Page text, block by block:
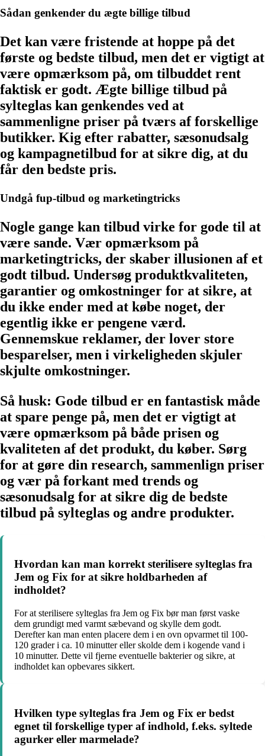
Sådan genkender du ægte billige tilbud
Det kan være fristende at hoppe på det
første og bedste tilbud, men det er vigtigt at
være opmærksom på, om tilbuddet rent
faktisk er godt. Ægte billige tilbud på
sylteglas kan genkendes ved at
sammenligne priser på tværs af forskellige
butikker. Kig efter rabatter, sæsonudsalg
og kampagnetilbud for at sikre dig, at du
får den bedste pris.
Undgå fup-tilbud og marketingtricks
Nogle gange kan tilbud virke for gode til at
være sande. Vær opmærksom på
marketingtricks, der skaber illusionen af et
godt tilbud. Undersøg produktkvaliteten,
garantier og omkostninger for at sikre, at
du ikke ender med at købe noget, der
egentlig ikke er pengene værd.
Gennemskue reklamer, der lover store
besparelser, men i virkeligheden skjuler
skjulte omkostninger.
Så husk: Gode tilbud er en fantastisk måde
at spare penge på, men det er vigtigt at
være opmærksom på både prisen og
kvaliteten af det produkt, du køber. Sørg
for at gøre din research, sammenlign priser
og vær på forkant med trends og
sæsonudsalg for at sikre dig de bedste
tilbud på sylteglas og andre produkter.
Hvordan kan man korrekt sterilisere sylteglas fra
Jem og Fix for at sikre holdbarheden af
indholdet?
For at sterilisere sylteglas fra Jem og Fix bør man først vaske
dem grundigt med varmt sæbevand og skylle dem godt.
Derefter kan man enten placere dem i en ovn opvarmet til 100-
120 grader i ca. 10 minutter eller skolde dem i kogende vand i
10 minutter. Dette vil fjerne eventuelle bakterier og sikre, at
indholdet kan opbevares sikkert.
Hvilken type sylteglas fra Jem og Fix er bedst
egnet til forskellige typer af indhold, f.eks. syltede
agurker eller marmelade?